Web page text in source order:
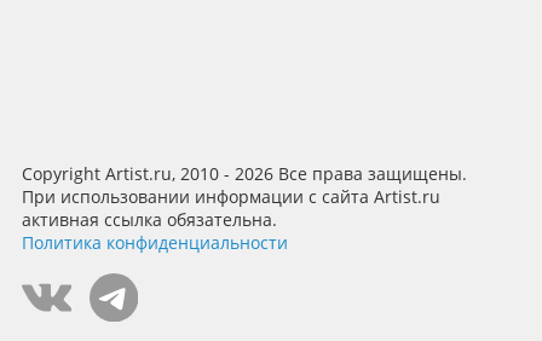
Copyright Artist.ru, 2010 - 2026 Все права защищены.
При использовании информации с сайта Artist.ru
активная ссылка обязательна.
Политика конфиденциальности